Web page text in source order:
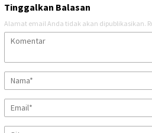
Tinggalkan Balasan
Alamat email Anda tidak akan dipublikasikan.